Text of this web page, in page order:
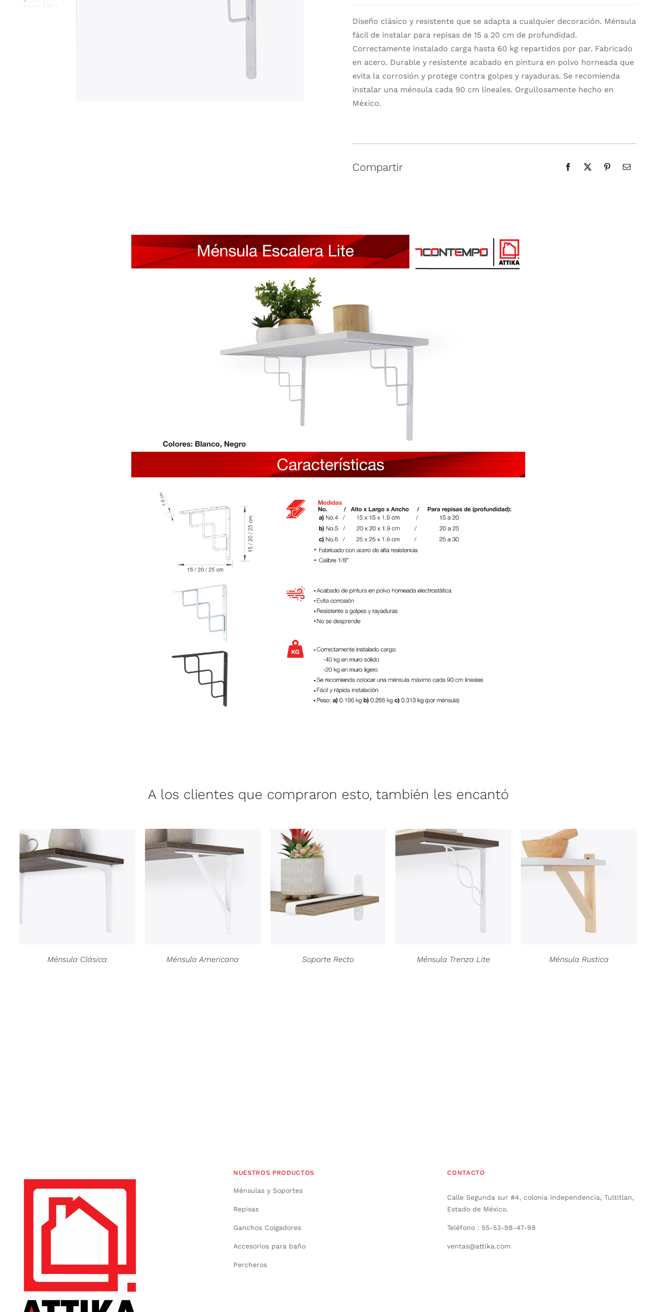
Diseño clásico y resistente que se adapta a cualquier decoración. Ménsula
fácil de instalar para repisas de 15 a 20 cm de profundidad.
Correctamente instalado carga hasta 60 kg repartidos por par. Fabricado
en acero. Durable y resistente acabado en pintura en polvo horneada que
evita la corrosión y protege contra golpes y rayaduras. Se recomienda
instalar una ménsula cada 90 cm lineales. Orgullosamente hecho en
México.
Compartir
A los clientes que compraron esto, también les encantó
Ménsula Clásica Ménsula Americana Soporte Recto Ménsula Trenza Lite Ménsula Rustica
NUESTROS PRODUCTOS
Ménsulas y Soportes
Repisas
Ganchos Colgadores
Accesorios para baño
Percheros
CONTACTO
Calle Segunda sur #4, colonia Independencia, Tultitlan,
Estado de México.
Teléfono : 55-53-98-47-98
ventas@attika.com